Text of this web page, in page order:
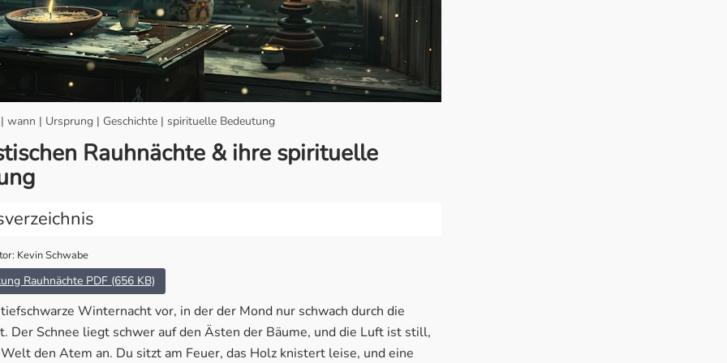
wann | Ursprung | Geschichte | spirituelle Bedeutung
Rauhnächte & ihre spirituelle
die Rauhnächte?
& Geschichte
Bedeutung
Kevin Schwabe
Rauhnächte PDF (656 KB)
Winternacht vor, in der der Mond nur schwach durch die
Der Schnee liegt schwer auf den Ästen der Bäume, und die Luft ist still,
den Atem an. Du sitzt am Feuer, das Holz knistert leise, und eine